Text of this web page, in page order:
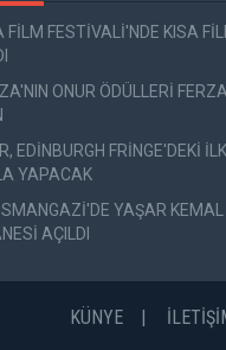
FİLM FESTİVALİ'NDE KISA
ONUR ÖDÜLLERİ
EDİNBURGH FRİNGE'DEKİ
YAPACAK
YAŞAR
AÇILDI
KÜNYE